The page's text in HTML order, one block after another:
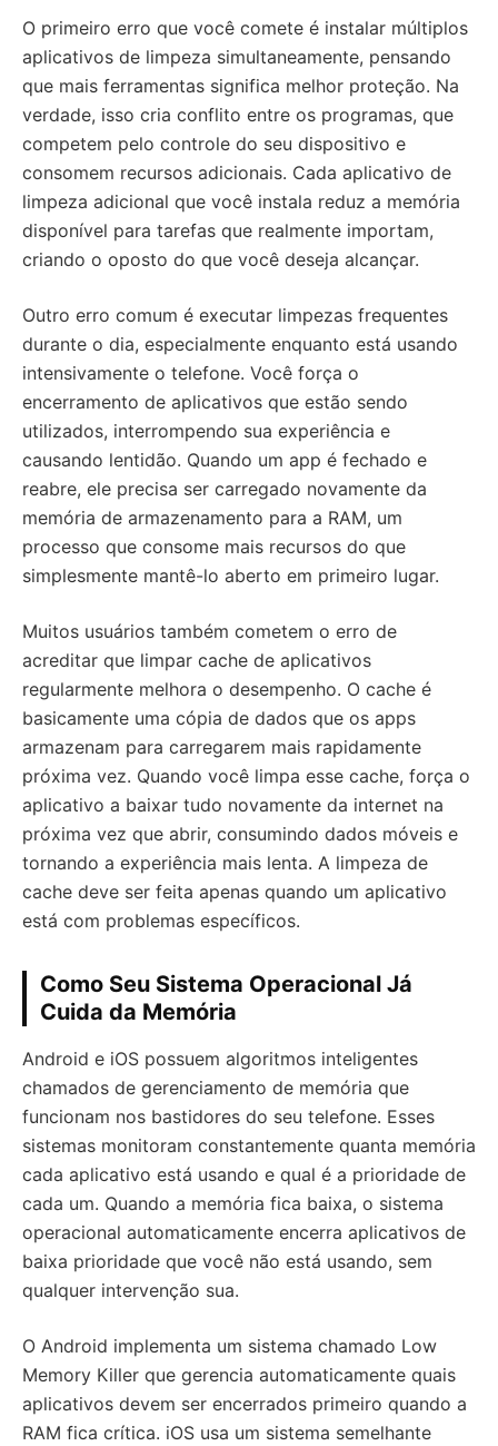
O primeiro erro que você comete é instalar múltiplos
aplicativos de limpeza simultaneamente, pensando
que mais ferramentas significa melhor proteção. Na
verdade, isso cria conflito entre os programas, que
competem pelo controle do seu dispositivo e
consomem recursos adicionais. Cada aplicativo de
limpeza adicional que você instala reduz a memória
disponível para tarefas que realmente importam,
criando o oposto do que você deseja alcançar.
Outro erro comum é executar limpezas frequentes
durante o dia, especialmente enquanto está usando
intensivamente o telefone. Você força o
encerramento de aplicativos que estão sendo
utilizados, interrompendo sua experiência e
causando lentidão. Quando um app é fechado e
reabre, ele precisa ser carregado novamente da
memória de armazenamento para a RAM, um
processo que consome mais recursos do que
simplesmente mantê-lo aberto em primeiro lugar.
Muitos usuários também cometem o erro de
acreditar que limpar cache de aplicativos
regularmente melhora o desempenho. O cache é
basicamente uma cópia de dados que os apps
armazenam para carregarem mais rapidamente
próxima vez. Quando você limpa esse cache, força o
aplicativo a baixar tudo novamente da internet na
próxima vez que abrir, consumindo dados móveis e
tornando a experiência mais lenta. A limpeza de
cache deve ser feita apenas quando um aplicativo
está com problemas específicos.
Como Seu Sistema Operacional Já
Cuida da Memória
Android e iOS possuem algoritmos inteligentes
chamados de gerenciamento de memória que
funcionam nos bastidores do seu telefone. Esses
sistemas monitoram constantemente quanta memória
cada aplicativo está usando e qual é a prioridade de
cada um. Quando a memória fica baixa, o sistema
operacional automaticamente encerra aplicativos de
baixa prioridade que você não está usando, sem
qualquer intervenção sua.
O Android implementa um sistema chamado Low
Memory Killer que gerencia automaticamente quais
aplicativos devem ser encerrados primeiro quando a
RAM fica crítica. iOS usa um sistema semelhante